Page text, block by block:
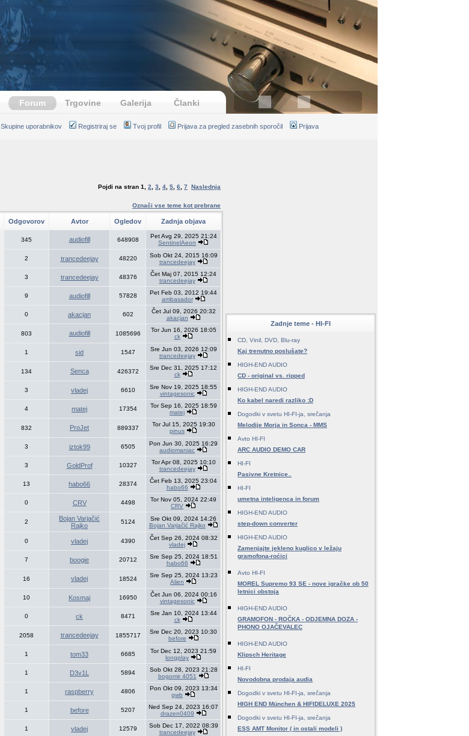
Forum Trgovine Galerija Članki
Skupine uporabnikov Registriraj se Tvoj profil Prijava za pregled zasebnih sporočil Prijava
Pojdi na stran 1 2 3 4 5 6 7 Naslednja
Označi vse teme kot prebrane
Odgovorov Avtor Ogledov Zadnja objava
345 audiofill 648908
Pet Avg 29, 2025 21:24
SentinelAeon
2 trancedeejay 48220
Sob Okt 24, 2015 16:09
trancedeejay
3 trancedeejay 48376
Čet Maj 07, 2015 12:24
trancedeejay
9 audiofill 57828
Pet Feb 03, 2012 19:44
ambasador
0 akacjan 602
Čet Jul 09, 2026 20:32
akacjan
803 audiofill 1085696
Tor Jun 16, 2026 18:05
ck
1 sid 1547
Sre Jun 03, 2026 12:09
trancedeejay
134 Senca 426372
Sre Dec 31, 2025 17:12
ck
3 vladej 6610
Sre Nov 19, 2025 18:55
vintagesonic
4 matej 17354
Tor Sep 16, 2025 18:59
matej
832 ProJet 889337
Tor Jul 15, 2025 19:30
pinus
3 iztok99 6505
Pon Jun 30, 2025 16:29
audiomaniac
3 GoldProf 10327
Tor Apr 08, 2025 10:10
trancedeejay
13 habo66 28374
Čet Feb 13, 2025 23:04
habo66
0 CRV 4498
Tor Nov 05, 2024 22:49
CRV
2
Bojan Varjačić
Rajko
5124
Sre Okt 09, 2024 14:26
Bojan Varjačić Rajko
0 vladej 4390
Čet Sep 26, 2024 08:32
vladej
7 boogie 20712
Sre Sep 25, 2024 18:51
habo66
16 vladej 18524
Sre Sep 25, 2024 13:23
Alien
10 Kosmaj 16950
Čet Jun 06, 2024 00:16
vintagesonic
0 ck 8471
Sre Jan 10, 2024 13:44
ck
2058 trancedeejay 1855717
Sre Dec 20, 2023 10:30
before
1 tom33 6685
Tor Dec 12, 2023 21:59
longplay
1 D3v1L 5894
Sob Okt 28, 2023 21:28
bogomir 4051
1 raspberry 4806
Pon Okt 09, 2023 13:34
gwb
1 before 5207
Ned Sep 24, 2023 16:07
drazen0409
1 vladej 12579
Sob Dec 17, 2022 08:39
trancedeejay
Zadnje teme - HI-FI
CD, Vinil, DVD, Blu-ray
Kaj trenutno poslušate?
HIGH-END AUDIO
CD - original vs. ripped
HIGH-END AUDIO
Ko kabel naredi razliko :D
Dogodki v svetu HI-FI-ja, srečanja
Melodije Morja in Sonca - MMS
Avto HI-FI
ARC AUDIO DEMO CAR
HI-FI
Pasivne Kretnice..
HI-FI
umetna inteligenca in forum
HIGH-END AUDIO
step-down converter
HIGH-END AUDIO
Zamenjajte jekleno kuglico v ležaju
gramofona-roćici
Avto HI-FI
MOREL Supremo 93 SE - nove igračke ob 50
letnici obstoja
HIGH-END AUDIO
GRAMOFON - ROČKA - ODJEMNA DOZA -
PHONO OJAČEVALEC
HIGH-END AUDIO
Klipsch Heritage
HI-FI
Novodobna prodaja audia
Dogodki v svetu HI-FI-ja, srečanja
HIGH END München & HIFIDELUXE 2025
Dogodki v svetu HI-FI-ja, srečanja
ESS AMT Monitor ( in ostali modeli )